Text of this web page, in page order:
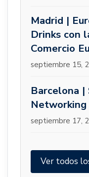
Madrid |
Drinks con
Comercio
septiembre 15,
Barcelona
Networking
septiembre 17,
Ver todos